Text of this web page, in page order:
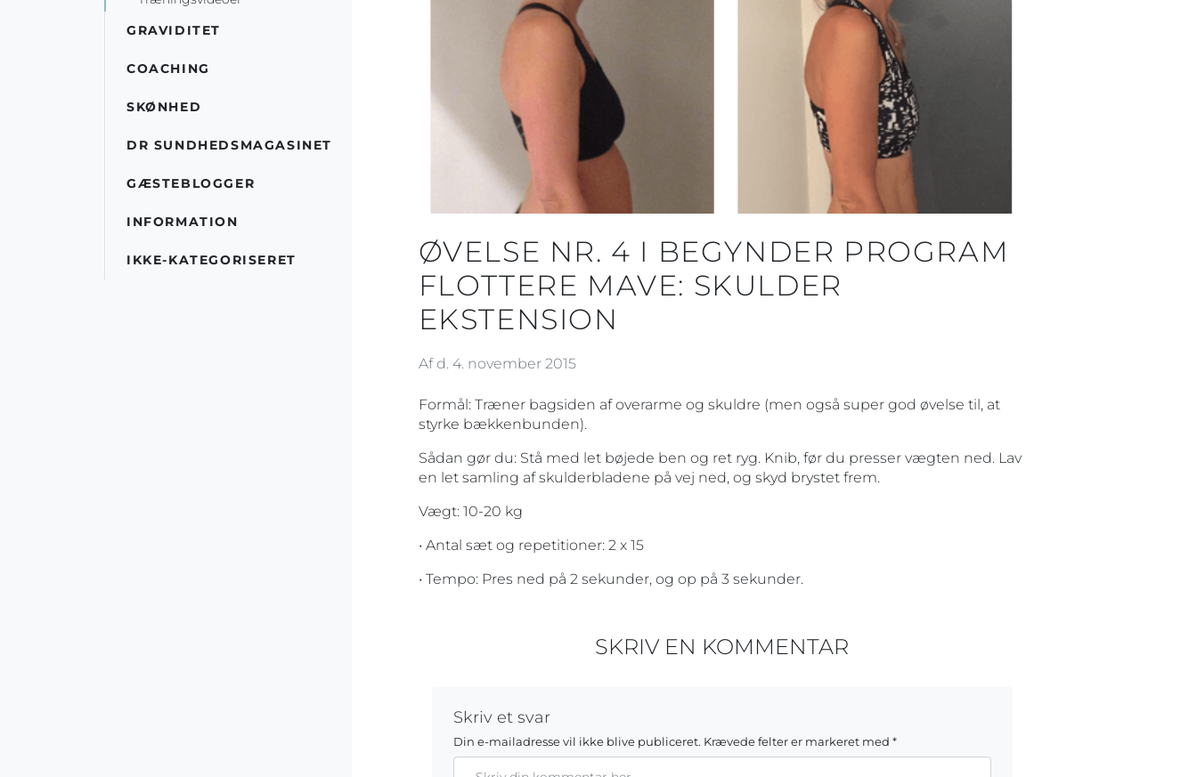
ØVELSE NR. 4 I BEGYNDER PROGRAM
FLOTTERE MAVE: SKULDER
EKSTENSION
Af d. 4. november 2015
Formål: Træner bagsiden af overarme og skuldre (men også super god øvelse til, at
styrke bækkenbunden).
Sådan gør du: Stå med let bøjede ben og ret ryg. Knib, før du presser vægten ned. Lav
en let samling af skulderbladene på vej ned, og skyd brystet frem.
Vægt: 10-20 kg
• Antal sæt og repetitioner: 2 x 15
• Tempo: Pres ned på 2 sekunder, og op på 3 sekunder.
SKRIV EN KOMMENTAR
Skriv et svar
Din e-mailadresse vil ikke blive publiceret. Krævede felter er markeret med *
GRAVIDITET
COACHING
SKØNHED
DR SUNDHEDSMAGASINET
GÆSTEBLOGGER
INFORMATION
IKKE-KATEGORISERET